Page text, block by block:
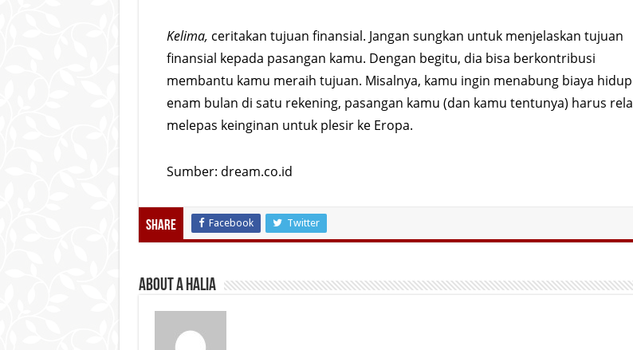
Kelima, ceritakan tujuan finansial. Jangan sungkan untuk menjelaskan tujuan
finansial kepada pasangan kamu. Dengan begitu, dia bisa berkontribusi
membantu kamu meraih tujuan. Misalnya, kamu ingin menabung biaya hidup
enam bulan di satu rekening, pasangan kamu (dan kamu tentunya) harus rela
melepas keinginan untuk plesir ke Eropa.
Sumber: dream.co.id
Share Facebook Twitter
About A Halia